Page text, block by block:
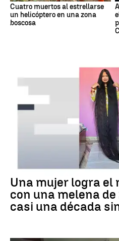
Cuatro muertos al estrellarse
un helicóptero en una zona
boscosa
RÉCORD GUINNESS
Una mujer logra el
con una melena
casi una década